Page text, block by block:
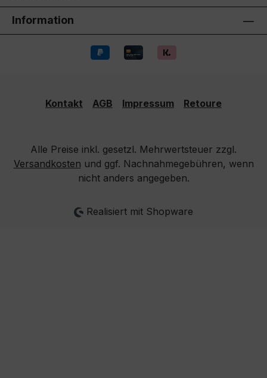
Information
Kontakt AGB Impressum Retoure
Alle Preise inkl. gesetzl. Mehrwertsteuer zzgl.
Versandkosten und ggf. Nachnahmegebühren, wenn
nicht anders angegeben.
Realisiert mit Shopware